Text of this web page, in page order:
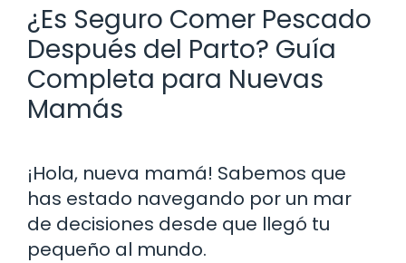
¿Es Seguro Comer Pescado
Después del Parto? Guía
Completa para Nuevas
Mamás
¡Hola, nueva mamá! Sabemos que
has estado navegando por un mar
de decisiones desde que llegó tu
pequeño al mundo.